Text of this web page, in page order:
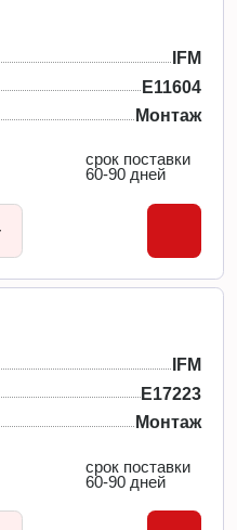
IFM
E11604
Монтаж
срок поставки
60-90 дней
IFM
E17223
Монтаж
срок поставки
60-90 дней